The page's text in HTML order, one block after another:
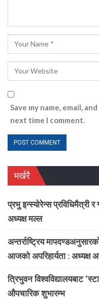
Save my name, email,
next time I comment.
भर्खरै
प्रभु इन्स्योरेन्स प्रविधिमैत्री
अध्यक्ष मल्ल
अन्तर्राष्ट्रिय
आजको अपरिहार्यता : अध्यक्ष
त्रिभुवन विश्वविद्यालयबाट
औपचारिक शुभारम्भ